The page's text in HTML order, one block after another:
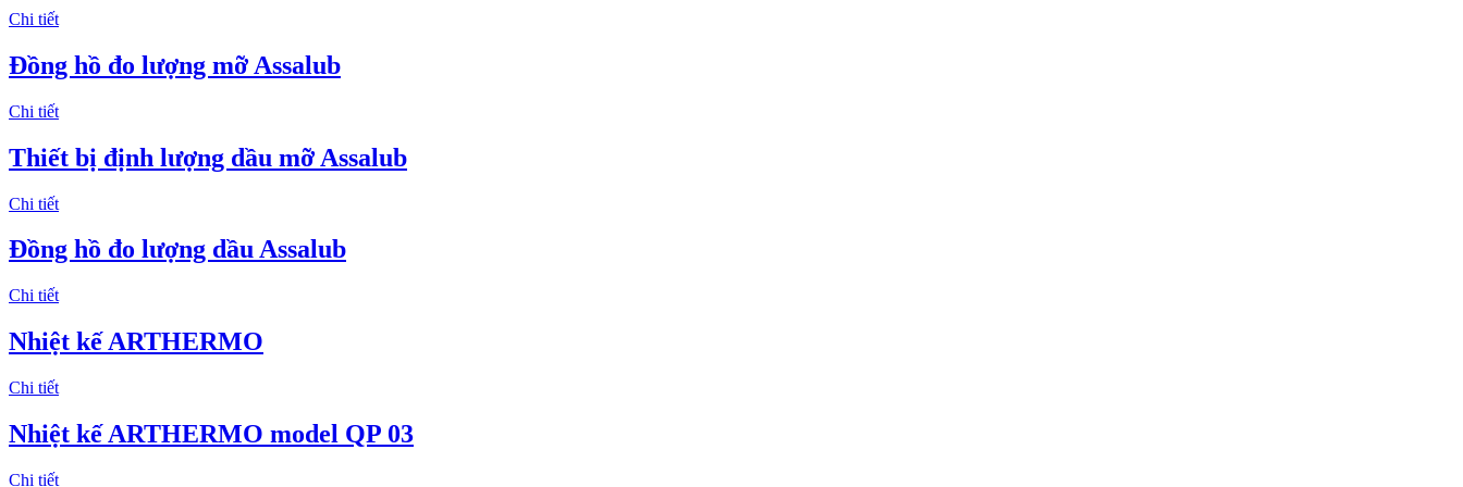
Chi tiết
Đồng hồ đo lượng mỡ Assalub
Chi tiết
Thiết bị định lượng dầu mỡ Assalub
Chi tiết
Đồng hồ đo lượng dầu Assalub
Chi tiết
Nhiệt kế ARTHERMO
Chi tiết
Nhiệt kế ARTHERMO model QP 03
Chi tiết